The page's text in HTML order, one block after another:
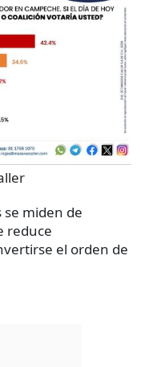
miden de
reduce
el orden de